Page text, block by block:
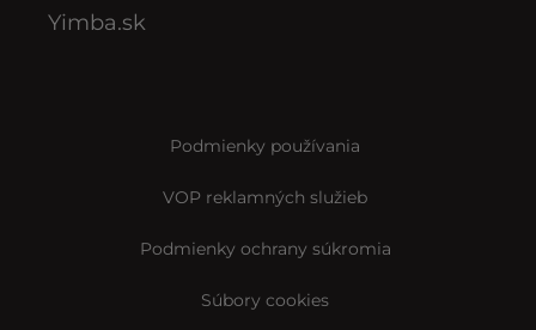
Yimba.sk
Podmienky používania
VOP reklamných služieb
Podmienky ochrany súkromia
Súbory cookies